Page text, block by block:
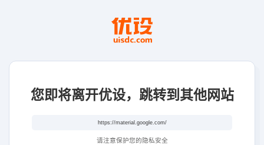
您即将离开优设，跳转到其他网站
请注意保护您的隐私安全